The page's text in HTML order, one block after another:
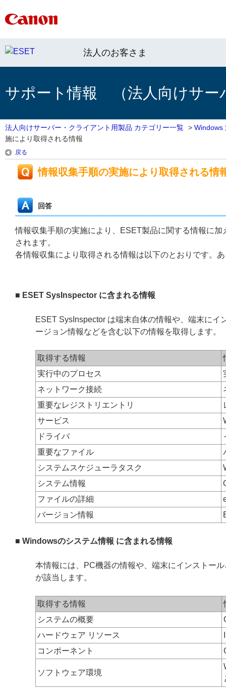
法人のお客さま
サポート情報 （法人向けサー
法人向けサーバー・クライアント用製品 カテゴリー一覧 > Windows
施により取得される情報
戻る
情報収集手順の実施により取得される情
回答
情報収集手順の実施により、ESET製品に関する情報に
されます。
各情報収集により取得される情報は以下のとおりです。
■ ESET SysInspector に含まれる情報
ESET SysInspector は端末自体の情報や、端末に
ージョン情報などを含む以下の情報を取得します。
取得する情報
実行中のプロセス
ネットワーク接続
重要なレジストリエントリ
サービス
ドライバ
重要なファイル
システムスケジューラタスク
システム情報
ファイルの詳細
バージョン情報
■ Windowsのシステム情報 に含まれる情報
本情報には、PC機器の情報や、端末にインストー
が該当します。
取得する情報
システムの概要
ハードウェア リソース
コンポーネント
ソフトウェア環境